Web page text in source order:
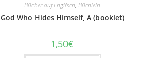
Bücher auf Englisch, Büchlein
God Who Hides Himself, A (booklet)
1,50€